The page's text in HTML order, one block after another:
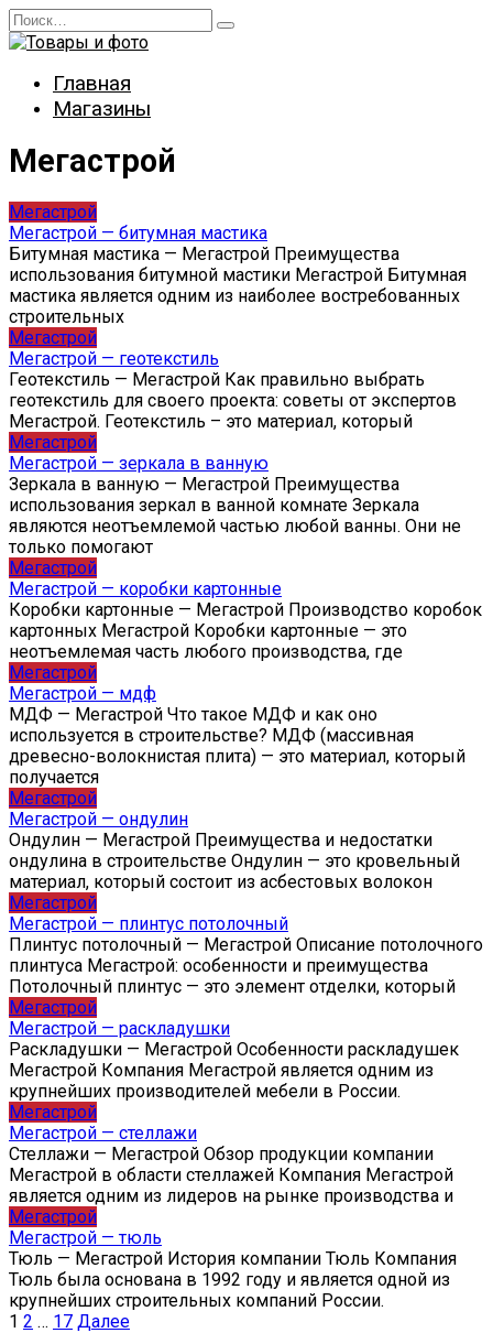
Перейти
к
Search
for:
Главная
Магазины
Мегастрой
Мегастрой
Мегастрой — битумная мастика
Битумная мастика — Мегастрой Преимущества
использования битумной мастики Мегастрой Битумная
мастика является одним из наиболее востребованных
строительных
Мегастрой
Мегастрой — геотекстиль
Геотекстиль — Мегастрой Как правильно выбрать
геотекстиль для своего проекта: советы от экспертов
Мегастрой. Геотекстиль – это материал, который
Мегастрой
Мегастрой — зеркала в ванную
Зеркала в ванную — Мегастрой Преимущества
использования зеркал в ванной комнате Зеркала
являются неотъемлемой частью любой ванны. Они не
только помогают
Мегастрой
Мегастрой — коробки картонные
Коробки картонные — Мегастрой Производство коробок
картонных Мегастрой Коробки картонные — это
неотъемлемая часть любого производства, где
Мегастрой
Мегастрой — мдф
МДФ — Мегастрой Что такое МДФ и как оно
используется в строительстве? МДФ (массивная
древесно-волокнистая плита) — это материал, который
получается
Мегастрой
Мегастрой — ондулин
Ондулин — Мегастрой Преимущества и недостатки
ондулина в строительстве Ондулин — это кровельный
материал, который состоит из асбестовых волокон
Мегастрой
Мегастрой — плинтус потолочный
Плинтус потолочный — Мегастрой Описание потолочного
плинтуса Мегастрой: особенности и преимущества
Потолочный плинтус — это элемент отделки, который
Мегастрой
Мегастрой — раскладушки
Раскладушки — Мегастрой Особенности раскладушек
Мегастрой Компания Мегастрой является одним из
крупнейших производителей мебели в России.
Мегастрой
Мегастрой — стеллажи
Стеллажи — Мегастрой Обзор продукции компании
Мегастрой в области стеллажей Компания Мегастрой
является одним из лидеров на рынке производства и
Мегастрой
Мегастрой — тюль
Тюль — Мегастрой История компании Тюль Компания
Тюль была основана в 1992 году и является одной из
крупнейших строительных компаний России.
Пагинация
1 2 … 17 Далее